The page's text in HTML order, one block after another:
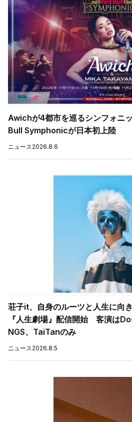
Awichが4都市を巡るシンフォニ
Bull Symphonicが日本初上陸
ニュース2026.8.6
荘子it、自身のルーツと人生に向
『人生劇場』配信開始 客演は
NGS、TaiTanのみ
ニュース2026.8.5